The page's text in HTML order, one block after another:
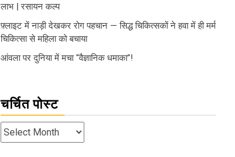
लाभ | रसायन कल्प
फ़्लाइट में नाड़ी देखकर रोग पहचान — सिद्ध चिकित्सकों ने हवा में ही मर्म
चिकित्सा से महिला को बचाया
आंवला पर दुनिया में मचा “वैज्ञानिक धमाका”!
चर्चित पोस्ट